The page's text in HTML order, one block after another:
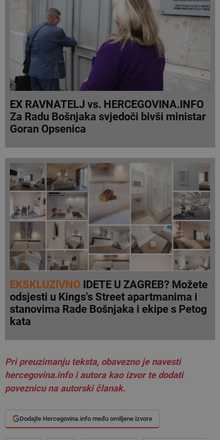
EX RAVNATELJ vs. HERCEGOVINA.INFO
Za Radu Bošnjaka svjedoči bivši ministar
Goran Opsenica
EKSKLUZIVNOIDETE U ZAGREB? Možete
odsjesti u Kings's Street apartmanima i
stanovima Rade Bošnjaka i ekipe s Petog
kata
Pri preuzimanju teksta, obavezno je navesti
hercegovina.info i autora kao izvor te dodati
poveznicu na autorski članak.
Dodajte Hercegovina.info među omiljene izvore